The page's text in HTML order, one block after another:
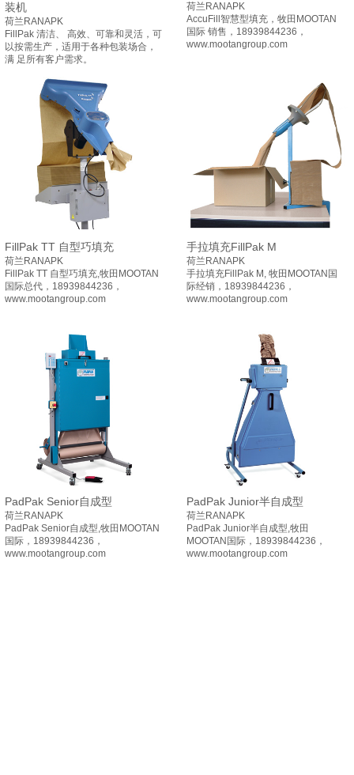
装机
荷兰RANAPK
FillPak 清洁、 高效、可靠和灵活，可
以按需生产，适用于各种包装场合，
满 足所有客户需求。
荷兰RANAPK
AccuFill智慧型填充，牧田MOOTAN
国际 销售，18939844236，
www.mootangroup.com
FillPak TT 自型巧填充
荷兰RANAPK
FillPak TT 自型巧填充,牧田MOOTAN
国际总代，18939844236，
www.mootangroup.com
手拉填充FillPak M
荷兰RANAPK
手拉填充FillPak M, 牧田MOOTAN国
际经销，18939844236，
www.mootangroup.com
PadPak Senior自成型
荷兰RANAPK
PadPak Senior自成型,牧田MOOTAN
国际，18939844236，
www.mootangroup.com
PadPak Junior半自成型
荷兰RANAPK
PadPak Junior半自成型,牧田
MOOTAN国际，18939844236，
www.mootangroup.com